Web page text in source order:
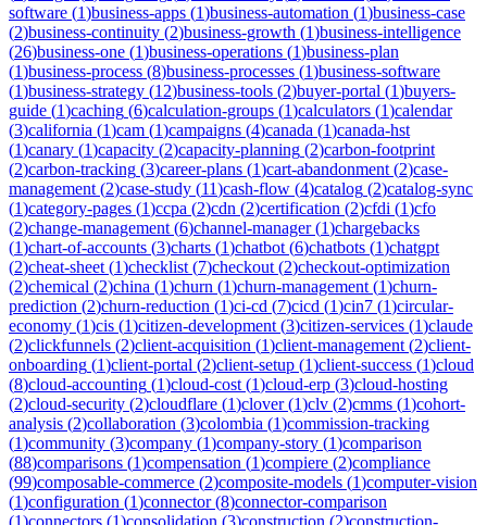
software (1)business-apps (1)business-automation (1)business-case
(2)business-continuity (2)business-growth (1)business-intelligence
(26)business-one (1)business-operations (1)business-plan
(1)business-process (8)business-processes (1)business-software
(1)business-strategy (12)business-tools (2)buyer-portal (1)buyers-
guide (1)caching (6)calculation-groups (1)calculators (1)calendar
(3)california (1)cam (1)campaigns (4)canada (1)canada-hst
(1)canary (1)capacity (2)capacity-planning (2)carbon-footprint
(2)carbon-tracking (3)career-plans (1)cart-abandonment (2)case-
management (2)case-study (11)cash-flow (4)catalog (2)catalog-sync
(1)category-pages (1)ccpa (2)cdn (2)certification (2)cfdi (1)cfo
(2)change-management (6)channel-manager(1)chargebacks
(1)chart-of-accounts (3)charts (1)chatbot (6)chatbots (1)chatgpt
(2)cheat-sheet (1)checklist (7)checkout (2)checkout-optimization
(2)chemical (2)china (1)churn (1)churn-management (1)churn-
prediction (2)churn-reduction (1)ci-cd (7)cicd (1)cin7 (1)circular-
economy (1)cis (1)citizen-development (3)citizen-services (1)claude
(2)clickfunnels (2)client-acquisition (1)client-management (2)client-
onboarding (1)client-portal (2)client-setup (1)client-success (1)cloud
(8)cloud-accounting (1)cloud-cost (1)cloud-erp (3)cloud-hosting
(2)cloud-security (2)cloudflare (1)clover(1)clv (2)cmms (1)cohort-
analysis (2)collaboration (3)colombia (1)commission-tracking
(1)community (3)company (1)company-story (1)comparison
(88)comparisons (1)compensation (1)compiere (2)compliance
(99)composable-commerce (2)composite-models (1)computer-vision
(1)configuration (1)connector(8)connector-comparison
(1)connectors (1)consolidation (3)construction (2)construction-